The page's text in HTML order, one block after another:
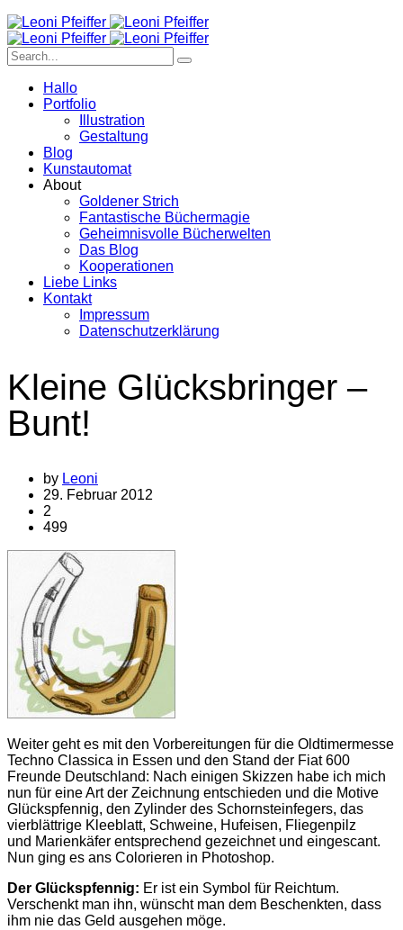
Hallo
Portfolio
Illustration
Gestaltung
Blog
Kunstautomat
About
Goldener Strich
Fantastische Büchermagie
Geheimnisvolle Bücherwelten
Das Blog
Kooperationen
Liebe Links
Kontakt
Impressum
Datenschutzerklärung
Kleine Glücksbringer –
Bunt!
by Leoni
29. Februar 2012
2
499
Weiter geht es mit den Vorbereitungen für die Oldtimermesse
Techno Classica in Essen und den Stand der Fiat 600
Freunde Deutschland: Nach einigen Skizzen habe ich mich
nun für eine Art der Zeichnung entschieden und die Motive
Glückspfennig, den Zylinder des Schornsteinfegers, das
vierblättrige Kleeblatt, Schweine, Hufeisen, Fliegenpilz
und Marienkäfer entsprechend gezeichnet und eingescant.
Nun ging es ans Colorieren in Photoshop.
Der Glückspfennig: Er ist ein Symbol für Reichtum.
Verschenkt man ihn, wünscht man dem Beschenkten, dass
ihm nie das Geld ausgehen möge.